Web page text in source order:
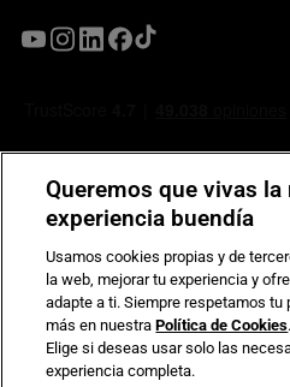
Compromiso de seguridad en
Queremos que vivas la
experiencia buendía
Usamos cookies propias y de
la web, mejorar tu experiencia y
adapte a ti. Siempre respetamos tu
más en nuestraPolítica de Cookies.
Elige si deseas usar solo las
experiencia completa.